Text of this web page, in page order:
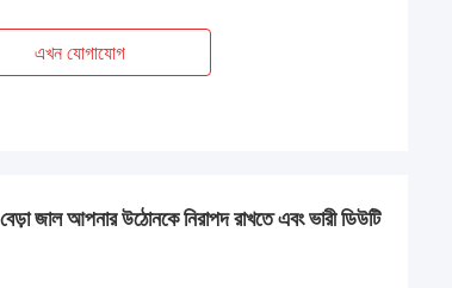
এখন যোগাযোগ
জাল আপনার উঠোনকে নিরাপদ রাখতে এবং ভারী ডিউটি